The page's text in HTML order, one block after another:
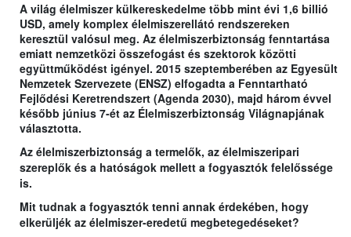
A világ élelmiszer külkereskedelme több mint évi 1,6 billió
USD, amely komplex élelmiszerellátó rendszereken
keresztül valósul meg. Az élelmiszerbiztonság fenntartása
emiatt nemzetközi összefogást és szektorok közötti
együttműködést igényel. 2015 szeptemberében az Egyesült
Nemzetek Szervezete (ENSZ) elfogadta a Fenntartható
Fejlődési Keretrendszert (Agenda 2030), majd három évvel
később június 7-ét az Élelmiszerbiztonság Világnapjának
választotta.
Az élelmiszerbiztonság a termelők, az élelmiszeripari
szereplők és a hatóságok mellett a fogyasztók felelőssége
is.
Mit tudnak a fogyasztók tenni annak érdekében, hogy
elkerüljék az élelmiszer-eredetű megbetegedéseket?